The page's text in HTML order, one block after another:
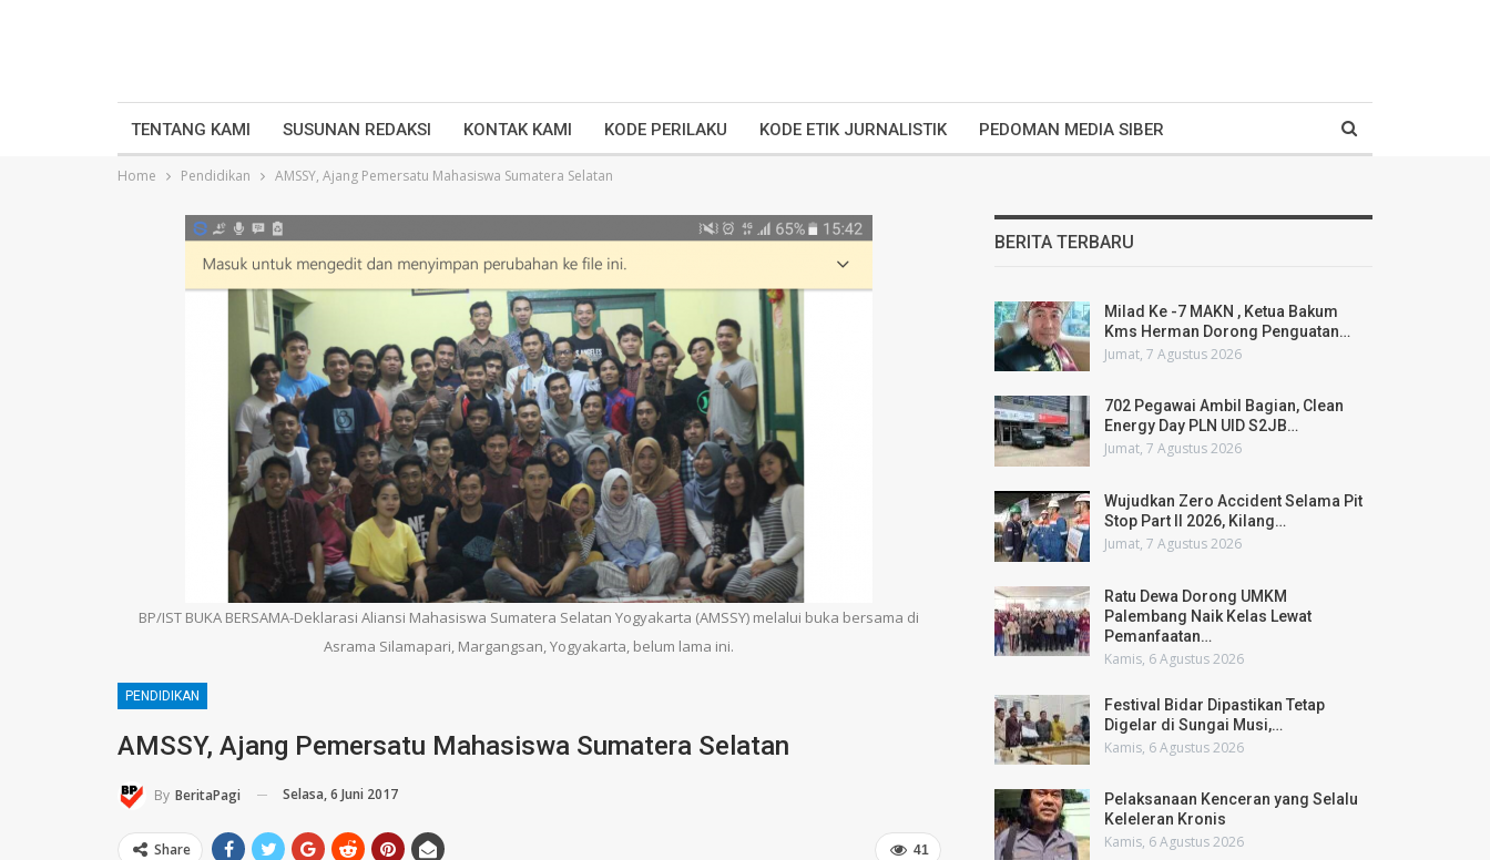
TENTANG KAMI SUSUNAN REDAKSI KONTAK KAMI KODE PERILAKU KODE ETIK JURNALISTIK PEDOMAN MEDIA SIBER
Home Pendidikan AMSSY, Ajang Pemersatu Mahasiswa Sumatera Selatan
BP/IST BUKA BERSAMA-Deklarasi Aliansi Mahasiswa Sumatera Selatan Yogyakarta (AMSSY) melalui buka bersama di
Asrama Silamapari, Margangsan, Yogyakarta, belum lama ini.
PENDIDIKAN
AMSSY, Ajang Pemersatu Mahasiswa Sumatera Selatan
By BeritaPagi Selasa, 6 Juni 2017
41
Share
BERITA TERBARU
Milad Ke -7 MAKN , Ketua Bakum
Kms Herman Dorong Penguatan…
Jumat, 7 Agustus 2026
702 Pegawai Ambil Bagian, Clean
Energy Day PLN UID S2JB…
Jumat, 7 Agustus 2026
Wujudkan Zero Accident Selama Pit
Stop Part II 2026, Kilang…
Jumat, 7 Agustus 2026
Ratu Dewa Dorong UMKM
Palembang Naik Kelas Lewat
Pemanfaatan…
Kamis, 6 Agustus 2026
Festival Bidar Dipastikan Tetap
Digelar di Sungai Musi,…
Kamis, 6 Agustus 2026
Pelaksanaan Kenceran yang Selalu
Keleleran Kronis
Kamis, 6 Agustus 2026